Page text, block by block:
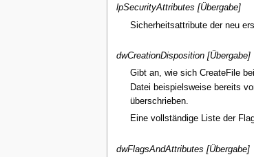
lpSecurityAttributes [Übergabe]
Sicherheitsattribute der neu
dwCreationDisposition [Übergabe]
Gibt an, wie sich CreateFile
Datei beispielsweise bereits
überschrieben.
Eine vollständige Liste der
dwFlagsAndAttributes [Übergabe]